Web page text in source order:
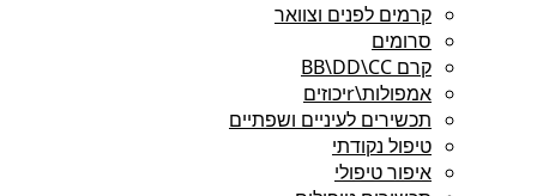
קרמים לפנים וצוואר
סרומים
קרם BB\DD\CC
אמפולות\rיכוזים
תכשירים לעיניים ושפתיים
טיפול נקודתי
איפור טיפולי